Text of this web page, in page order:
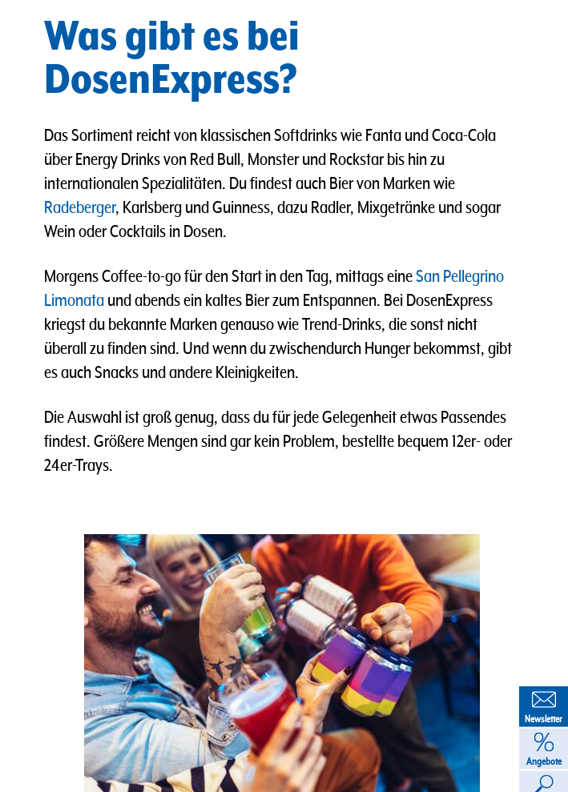
Was gibt es bei
DosenExpress?
Das Sortiment reicht von klassischen Softdrinks wie Fanta und Coca-Cola
über Energy Drinks von Red Bull, Monster und Rockstar bis hin zu
internationalen Spezialitäten. Du findest auch Bier von Marken wie
Radeberger, Karlsberg und Guinness, dazu Radler, Mixgetränke und sogar
Wein oder Cocktails in Dosen.
Morgens Coffee-to-go für den Start in den Tag, mittags eineSan Pellegrino
Limonata und abends ein kaltes Bier zum Entspannen. Bei DosenExpress
kriegst du bekannte Marken genauso wie Trend-Drinks, die sonst nicht
überall zu finden sind. Und wenn du zwischendurch Hunger bekommst, gibt
es auch Snacks und andere Kleinigkeiten.
Die Auswahl ist groß genug, dass du für jede Gelegenheit etwas Passendes
findest. Größere Mengen sind gar kein Problem, bestellte bequem 12er- oder
24er-Trays.
Newsletter
Angebote